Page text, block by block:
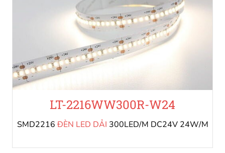
LT-2216WW300R-W24
SMD2216 ĐÈN LED DẢI 300LED/M DC24V 24W/M